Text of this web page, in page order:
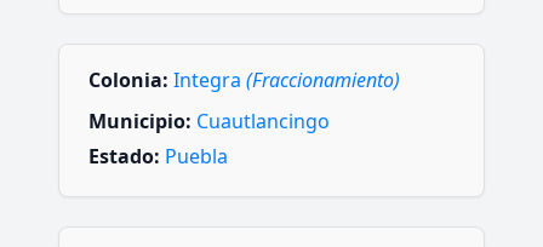
Colonia: Integra (Fraccionamiento)
Municipio: Cuautlancingo
Estado: Puebla